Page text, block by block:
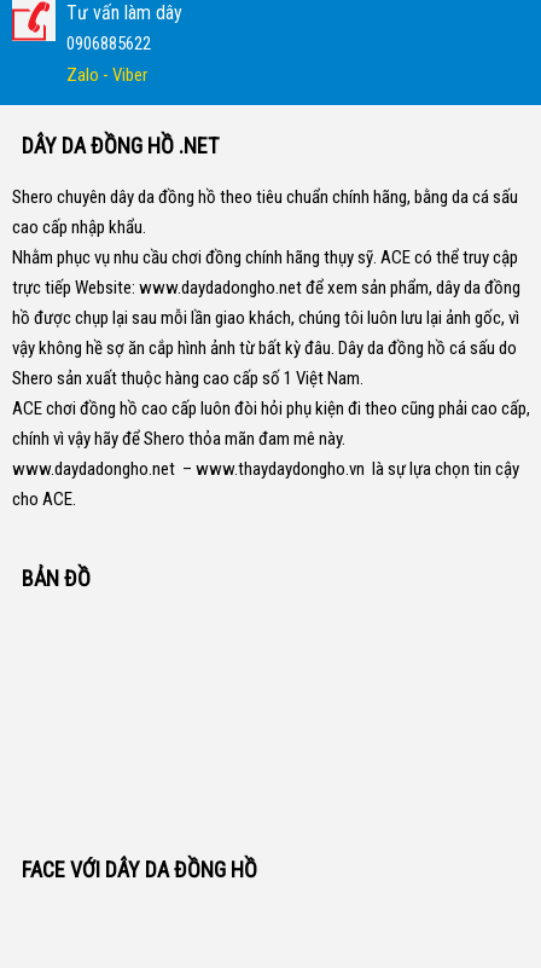
Tư vấn làm dây
0906885622
Zalo - Viber
DÂY DA ĐỒNG HỒ .NET
Shero chuyên dây da đồng hồ theo tiêu chuẩn chính hãng, bằng da cá sấu
cao cấp nhập khẩu.
Nhằm phục vụ nhu cầu chơi đồng chính hãng thụy sỹ. ACE có thể truy cập
trực tiếp Website: www.daydadongho.netđể xem sản phẩm, dây da đồng
hồ được chụp lại sau mỗi lần giao khách, chúng tôi luôn lưu lại ảnh gốc, vì
vậy không hề sợ ăn cắp hình ảnh từ bất kỳ đâu. Dây da đồng hồ cá sấu do
Shero sản xuất thuộc hàng cao cấp số 1 Việt Nam.
ACE chơi đồng hồ cao cấp luôn đòi hỏi phụ kiện đi theo cũng phải cao cấp,
chính vì vậy hãy để Shero thỏa mãn đam mê này.
www.daydadongho.net – www.thaydaydongho.vn là sự lựa chọn tin cậy
cho ACE.
BẢN ĐỒ
FACE VỚI DÂY DA ĐỒNG HỒ